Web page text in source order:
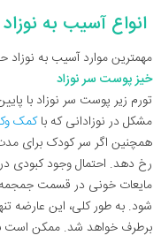
انواع آسیب به
مهمترین موارد آسیب به نوزاد
خیز پوست سر نوزاد
تورم زیر پوست سر نوزاد با
مشکل در نوزادانی که باکمک
همچنین اگر سر کودک برای
رخ دهد. احتمال وجود کبودی
مایعات خونی در قسمت جمجمه
شود. به طور کلی، این عارضه
برطرف خواهد شد. ممکن است